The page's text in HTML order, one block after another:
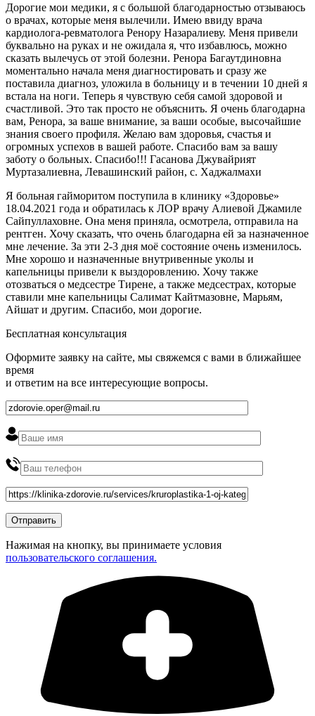
Дорогие мои медики, я с большой благодарностью отзываюсь
о врачах, которые меня вылечили. Имею ввиду врача
кардиолога-ревматолога Ренору Назаралиеву. Меня привели
буквально на руках и не ожидала я, что избавлюсь, можно
сказать вылечусь от этой болезни. Ренора Багаутдиновна
моментально начала меня диагностировать и сразу же
поставила диагноз, уложила в больницу и в течении 10 дней я
встала на ноги. Теперь я чувствую себя самой здоровой и
счастливой. Это так просто не объяснить. Я очень благодарна
вам, Ренора, за ваше внимание, за ваши особые, высочайшие
знания своего профиля. Желаю вам здоровья, счастья и
огромных успехов в вашей работе. Спасибо вам за вашу
заботу о больных. Спасибо!!! Гасанова Джувайрият
Муртазалиевна, Левашинский район, с. Хаджалмахи
Я больная гайморитом поступила в клинику «Здоровье»
18.04.2021 года и обратилась к ЛОР врачу Алиевой Джамиле
Сайпуллаховне. Она меня приняла, осмотрела, отправила на
рентген. Хочу сказать, что очень благодарна ей за назначенное
мне лечение. За эти 2-3 дня моё состояние очень изменилось.
Мне хорошо и назначенные внутривенные уколы и
капельницы привели к выздоровлению. Хочу также
отозваться о медсестре Тирене, а также медсестрах, которые
ставили мне капельницы Салимат Кайтмазовне, Марьям,
Айшат и другим. Спасибо, мои дорогие.
Бесплатная консультация
Оформите заявку на сайте, мы свяжемся с вами в ближайшее
время
и ответим на все интересующие вопросы.
Нажимая на кнопку, вы принимаете условия
пользовательского соглашения.